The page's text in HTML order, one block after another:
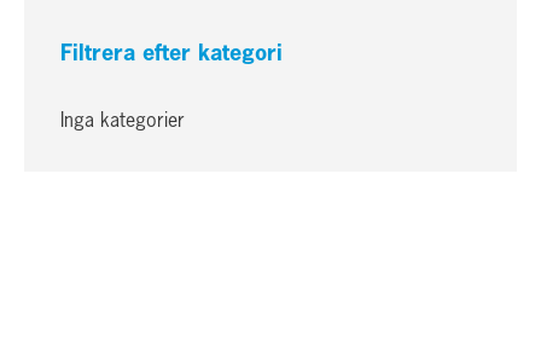
Filtrera efter kategori
Inga kategorier